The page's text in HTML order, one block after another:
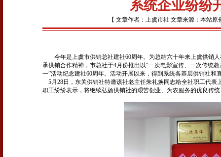
系统企业纷纷
【 文章作者：上虞市社 文章来源：本站
今年是上虞市供销总社建社60周年。为总结六十年来上虞供销
承供销合作精神，市总社于4月份推出以“一次电影宣传、一次传统
一”活动纪念建社60周年。活动开展以来，得到系统各基层供销社和
5月 28日，东关供销社特邀该社老主任朱礼焕同志给全社职工代
职工纷纷表示， 将继续弘扬供销社的艰苦创业、为农服务的优良传统